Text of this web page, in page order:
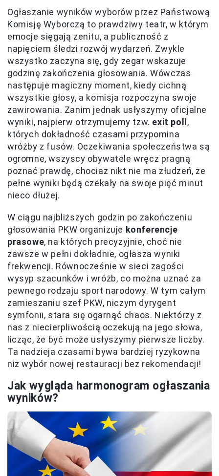
Ogłaszanie wyników wyborów przez Państwową
Komisję Wyborczą to prawdziwy teatr, w którym
emocje sięgają zenitu, a publiczność z
napięciem śledzi rozwój wydarzeń. Zwykle
wszystko zaczyna się, gdy zegar wskazuje
godzinę zakończenia głosowania. Wówczas
następuje magiczny moment, kiedy cichną
wszystkie głosy, a komisja rozpoczyna swoje
zawirowania. Zanim jednak usłyszymy oficjalne
wyniki, najpierw otrzymujemy tzw. exit poll ,
których dokładność czasami przypomina
wróżby z fusów. Oczekiwania społeczeństwa są
ogromne, wszyscy obywatele wręcz pragną
poznać prawdę, chociaż nikt nie ma złudzeń, że
pełne wyniki będą czekały na swoje pięć minut
nieco dłużej.
W ciągu najbliższych godzin po zakończeniu
głosowania PKW organizuje konferencje
prasowe, na których precyzyjnie, choć nie
zawsze w pełni dokładnie, ogłasza wyniki
frekwencji. Równocześnie w sieci zagości
wysyp szacunków i wróżb, co można uznać za
pewnego rodzaju sport narodowy. W tym całym
zamieszaniu szef PKW, niczym dyrygent
symfonii, stara się ogarnąć chaos. Niektórzy z
nas z niecierpliwością oczekują na jego słowa,
licząc, że być może usłyszymy pierwsze liczby.
Ta nadzieja czasami bywa bardziej ryzykowna
niż wybór nowej restauracji bez rekomendacji!
Jak wygląda harmonogram ogłaszania
wyników?